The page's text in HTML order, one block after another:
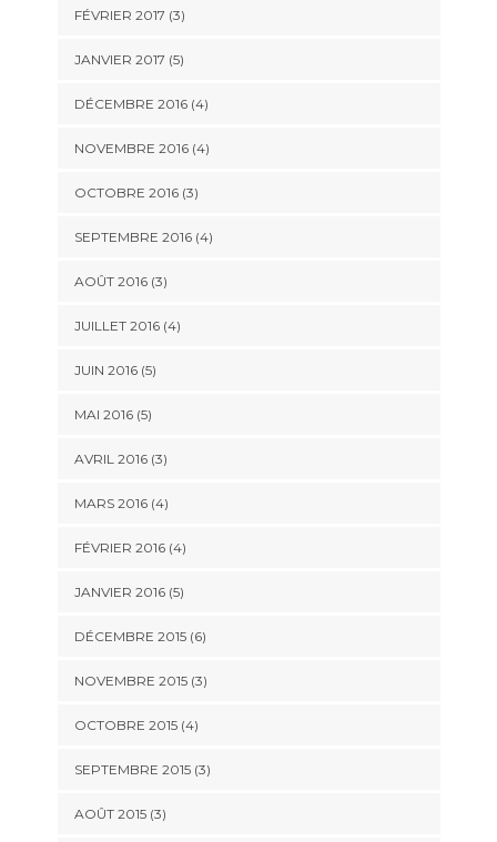
FÉVRIER 2017 (3)
JANVIER 2017 (5)
DÉCEMBRE 2016(4)
NOVEMBRE 2016(4)
OCTOBRE 2016(3)
SEPTEMBRE 2016(4)
AOÛT 2016(3)
JUILLET 2016(4)
JUIN 2016(5)
MAI 2016(5)
AVRIL 2016(3)
MARS 2016(4)
FÉVRIER 2016(4)
JANVIER 2016(5)
DÉCEMBRE 2015(6)
NOVEMBRE 2015(3)
OCTOBRE 2015(4)
SEPTEMBRE 2015(3)
AOÛT 2015(3)